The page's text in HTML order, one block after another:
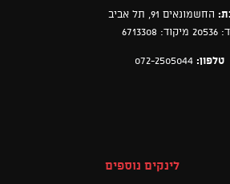
החשמונאים 91, תל אביב
6713308
טלפון: 072-2505044
לינקים נוספים